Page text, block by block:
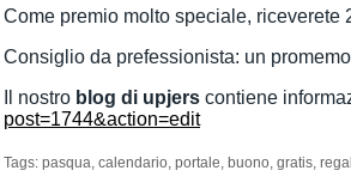
Come premio molto speciale, riceverete
Consiglio da prefessionista: un
Il nostro blog di upjers contiene
post=1744&action=edit
Tags: pasqua, calendario, portale, buono, gratis,